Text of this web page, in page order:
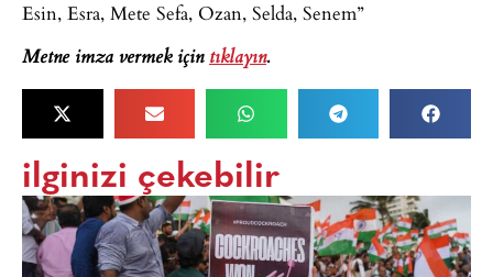
Esin, Esra, Mete Sefa, Ozan, Selda, Senem”
Metne imza vermek içintıklayın.
ilginizi çekebilir